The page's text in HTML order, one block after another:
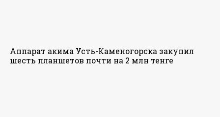
Аппарат акима Усть-Каменогорска закупил
шесть планшетов почти на 2 млн тенге